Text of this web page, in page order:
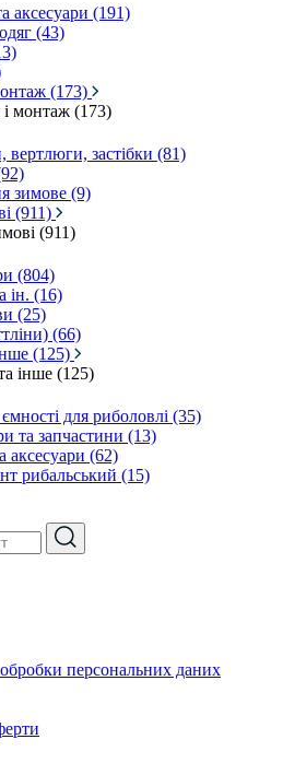
аксесуари (191)
(43)
(173)
монтаж (173)
вертлюги, застібки (81)
зимове (9)
(911)
(911)
(804)
ін. (16)
(25)
(66)
(125)
інше (125)
для риболовлі (35)
та запчастини (13)
аксесуари (62)
рибальський (15)
персональних даних